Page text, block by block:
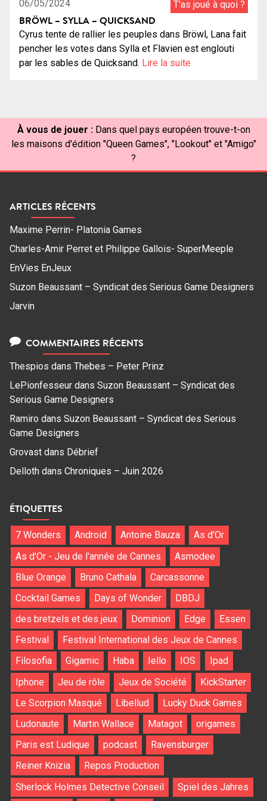
06/05/2024 T'as joué à quoi ?
BRÖWL – SYLLA – QUICKSAND
Cyrus tente de rallier les peuples dans Bröwl, Lana fait
pencher les votes dans Sylla et Flavien est englouti
par les sables de Quicksand. Lire la suite
À vous de jouer : Dans quel pays européen trouve-t-on
les maisons d'édition "Queen Games", "Lookout" et "Amigo"
?
ARTICLES RÉCENTS
Maxime Perrin- Platonia Games
Charles-Amir Perret et Philippe Gallois- SuperMeeple
EnVies EnJeux
Suzon Beaussant – Syndicat des Serious Game Designers
Jarvin
COMMENTAIRES RÉCENTS
Thespios dans Thebes – Peter Prinz
LePionfesseur dans Suzon Beaussant – Syndicat des
Serious Game Designers
Ramiro dans Suzon Beaussant – Syndicat des Serious
Game Designers
Grovast dans Débrief
Delloth dans Chroniques – Juin 2026
ÉTIQUETTES
7 Wonders Android Antoine Bauza
As d'Or
As d'Or - Jeu de l'année de Cannes
Asmodee
Blue Orange
Bruno Cathala
Carcassonne
Cocktail Games
Days of Wonder
DBDJ
des bretzels et des jeux
Dominion Edge
Essen
Festival
Festival International des Jeux de Cannes
Filosofia
Gigamic Haba Iello IOS
Ipad
Iphone
Jeu de rôle Jeux de Société
KickStarter
Le Scorpion Masqué
Libellud
Lucky Duck Games
Ludonaute
Martin Wallace Matagot
origames
Paris est Ludique
podcast
Ravensburger
Reiner Knizia
Repos Production
Sherlock Holmes Detective Conseil
Spiel des Jahres